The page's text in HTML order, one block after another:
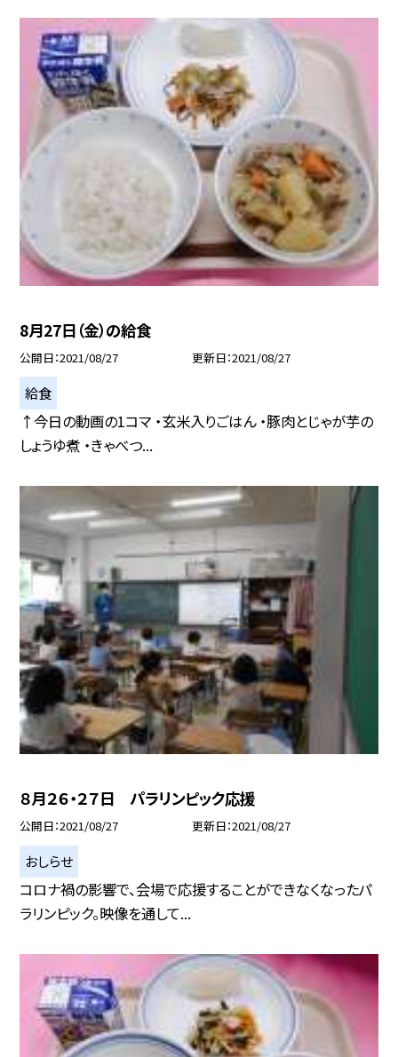
8月27日（金）の給食
公開日 2021/08/27 更新日 2021/08/27
給食
↑今日の動画の1コマ ・玄米入りごはん ・豚肉とじゃが芋の
しょうゆ煮 ・きゃべつ...
８月２６・２７日 パラリンピック応援
公開日 2021/08/27 更新日 2021/08/27
おしらせ
コロナ禍の影響で、会場で応援することができなくなったパ
ラリンピック。映像を通して...